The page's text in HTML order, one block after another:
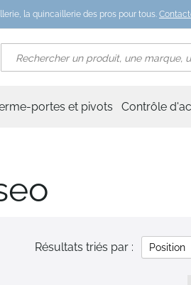
la quincaillerie des pros pour tous.
portes et pivots Contrôle
Résultats triés par :